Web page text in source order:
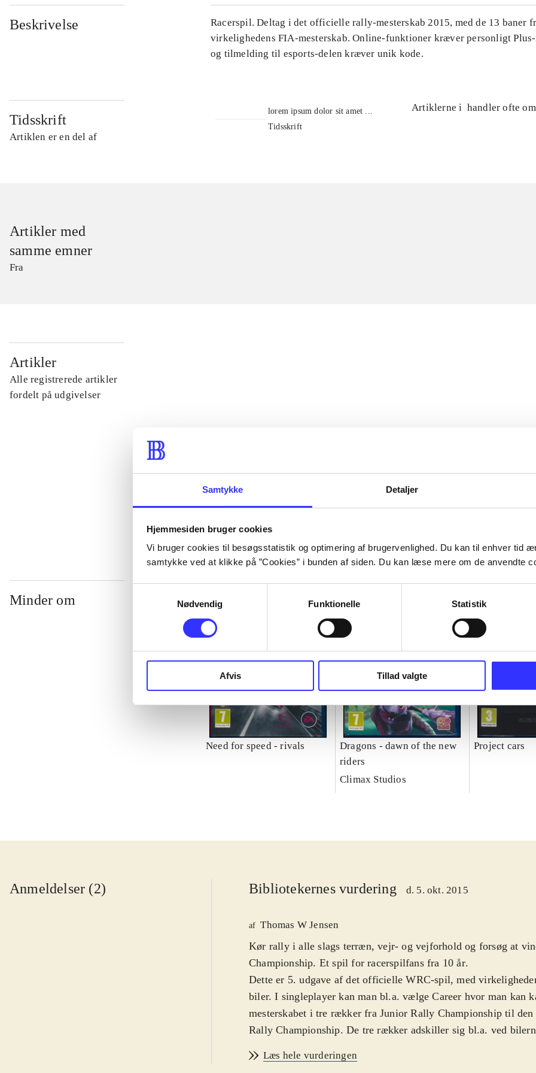
Samtykke Detaljer
Hjemmesiden bruger cookies
Vi bruger cookies til besøgsstatistik og optimering af brugervenlighed. Du kan til enhver tid
samtykke ved at klikke på ”Cookies” i bunden af siden. Du kan læse mere om de anvendte
Nødvendig
Funktionelle Statistik
Afvis Tillad valgte
Beskrivelse
Racerspil. Deltag i det officielle rally-mesterskab 2015, med de 13 baner
virkelighedens FIA-mesterskab. Online-funktioner kræver personligt
og tilmelding til esports-delen kræver unik kode.
Tidsskrift
Artiklen er en del af
lorem ipsum dolor sit amet ...
Tidsskrift
Artiklerne i handler ofte om
Artikler med
samme emner
Fra
Artikler
Alle registrerede artikler
fordelt på udgivelser
...
Minder om
Need for speed - rivals
Dragons - dawn of the new
riders
Climax Studios
Project cars
Anmeldelser (2) Bibliotekernes vurdering d. 5. okt. 2015
af Thomas W Jensen
Kør rally i alle slags terræn, vejr- og vejforhold og forsøg at
Championship. Et spil for racerspilfans fra 10 år.
Dette er 5. udgave af det officielle WRC-spil, med
biler. I singleplayer kan man bl.a. vælge Career hvor man kan
mesterskabet i tre rækker fra Junior Rally Championship til
Rally Championship. De tre rækker adskiller sig bl.a. ved
sine køreevner. Der er over 400 km. med etaper, lokaliseret i
Læs hele vurderingen